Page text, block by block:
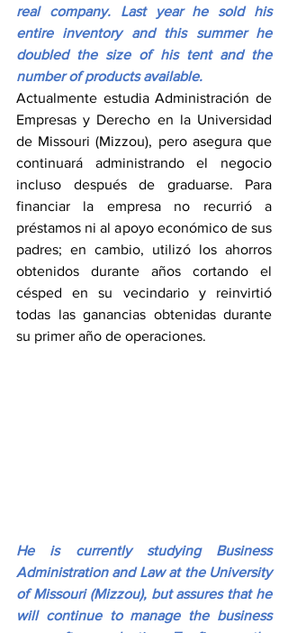
real company. Last year he sold his
entire inventory and this summer he
doubled the size of his tent and the
number of products available.
Actualmente estudia Administración de
Empresas y Derecho en la Universidad
de Missouri (Mizzou), pero asegura que
continuará administrando el negocio
incluso después de graduarse. Para
financiar la empresa no recurrió a
préstamos ni al apoyo económico de sus
padres; en cambio, utilizó los ahorros
obtenidos durante años cortando el
césped en su vecindario y reinvirtió
todas las ganancias obtenidas durante
su primer año de operaciones.
He is currently studying Business
Administration and Law at the University
of Missouri (Mizzou), but assures that he
will continue to manage the business